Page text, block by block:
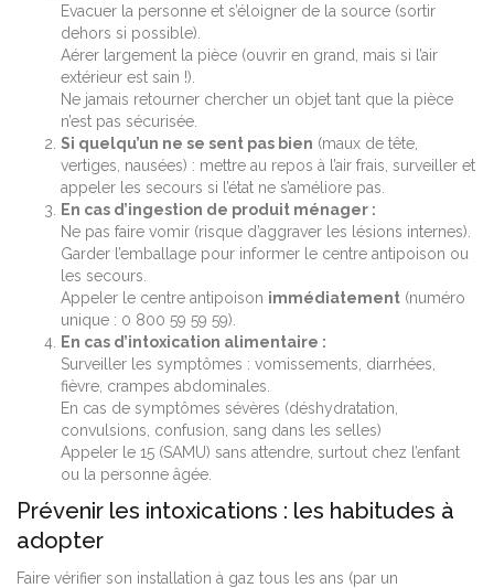
Evacuer la personne et s’éloigner de la source (sortir
dehors si possible).
Aérer largement la pièce (ouvrir en grand, mais si l’air
extérieur est sain !).
Ne jamais retourner chercher un objet tant que la pièce
n’est pas sécurisée.
Si quelqu’un ne se sent pas bien (maux de tête,
vertiges, nausées) : mettre au repos à l’air frais, surveiller et
appeler les secours si l’état ne s’améliore pas.
En cas d’ingestion de produit ménager :
Ne pas faire vomir (risque d’aggraver les lésions internes).
Garder l’emballage pour informer le centre antipoison ou
les secours.
Appeler le centre antipoison immédiatement (numéro
unique : 0 800 59 59 59).
En cas d’intoxication alimentaire :
Surveiller les symptômes : vomissements, diarrhées,
fièvre, crampes abdominales.
En cas de symptômes sévères (déshydratation,
convulsions, confusion, sang dans les selles)
Appeler le 15 (SAMU) sans attendre, surtout chez l’enfant
ou la personne âgée.
Prévenir les intoxications : les habitudes à
adopter
Faire vérifier son installation à gaz tous les ans (par un